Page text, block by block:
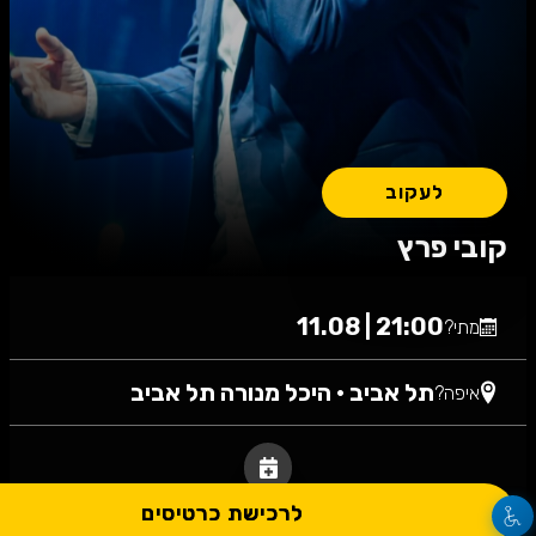
קובי פרץ
לעקוב
מתי?21:00 | 11.08
איפה?תל אביב • היכל מנורה תל אביב
לרכישת כרטיסים